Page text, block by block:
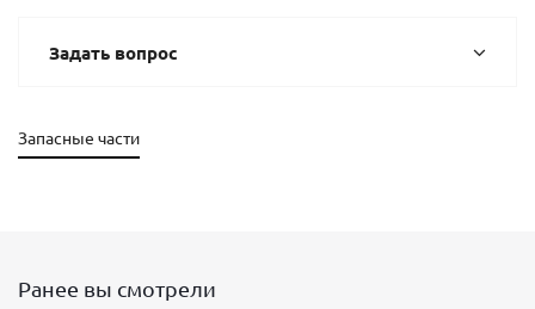
Задать вопрос
Запасные части
Ранее вы смотрели